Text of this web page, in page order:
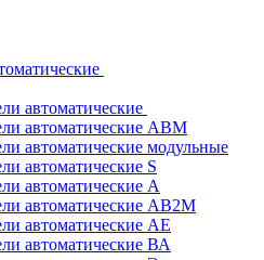
автоматические
автоматические АВМ
автоматические модульные
автоматические S
автоматические А
автоматические АВ2М
автоматические АЕ
автоматические ВА